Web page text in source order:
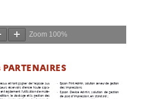
Zoom 100%